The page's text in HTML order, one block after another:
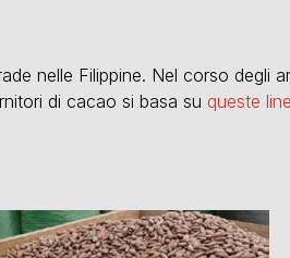
nelle Filippine. Nel corso degli
di cacao si basa su queste